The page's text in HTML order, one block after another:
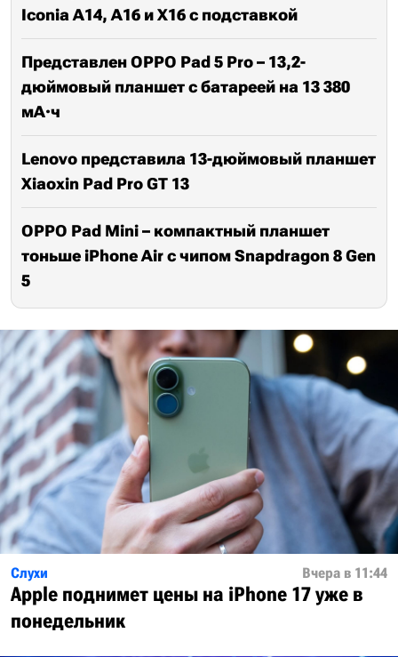
Iconia A14, A16 и X16 с подставкой
Представлен OPPO Pad 5 Pro – 13,2-
дюймовый планшет с батареей на 13 380
мА·ч
Lenovo представила 13-дюймовый планшет
Xiaoxin Pad Pro GT 13
OPPO Pad Mini – компактный планшет
тоньше iPhone Air с чипом Snapdragon 8 Gen
5
Слухи Вчера в 11:44
Apple поднимет цены на iPhone 17 уже в
понедельник